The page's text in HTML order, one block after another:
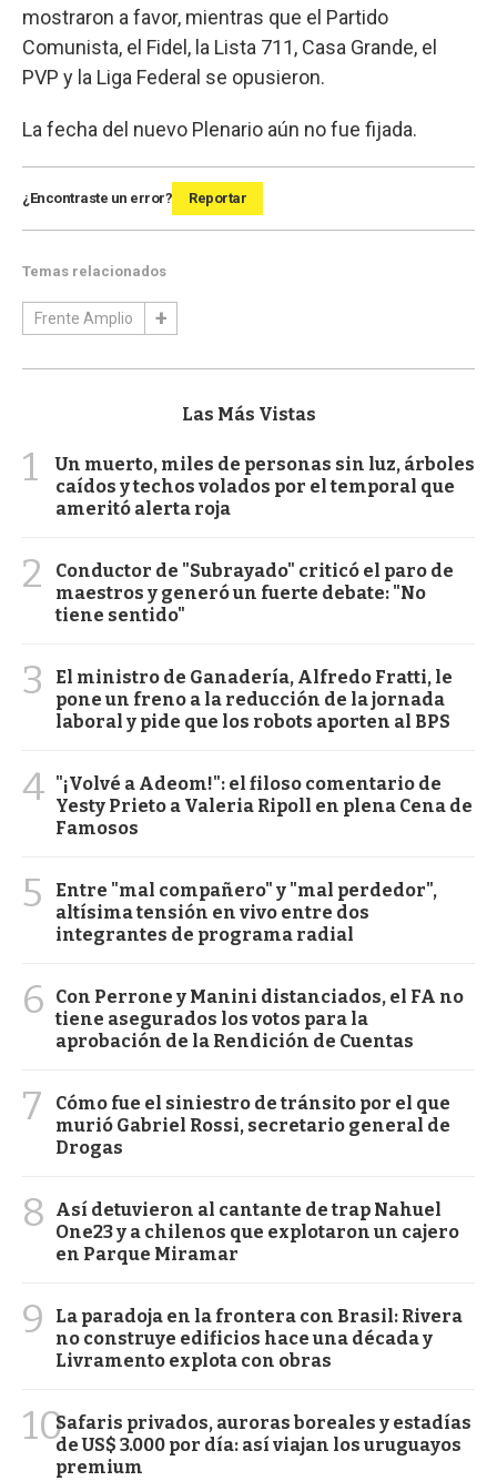
mostraron a favor, mientras que el Partido
Comunista, el Fidel, la Lista 711, Casa Grande, el
PVP y la Liga Federal se opusieron.
La fecha del nuevo Plenario aún no fue fijada.
¿Encontraste un error? Reportar
Temas relacionados
Frente Amplio
Las Más Vistas
1
Un muerto, miles de personas sin luz, árboles
caídos y techos volados por el temporal que
ameritó alerta roja
2
Conductor de "Subrayado" criticó el paro de
maestros y generó un fuerte debate: "No
tiene sentido"
3
El ministro de Ganadería, Alfredo Fratti, le
pone un freno a la reducción de la jornada
laboral y pide que los robots aporten al BPS
4 "¡Volvé a Adeom!": el filoso comentario de
Yesty Prieto a Valeria Ripoll en plena Cena de
Famosos
5
Entre "mal compañero" y "mal perdedor",
altísima tensión en vivo entre dos
integrantes de programa radial
6
Con Perrone y Manini distanciados, el FA no
tiene asegurados los votos para la
aprobación de la Rendición de Cuentas
7
Cómo fue el siniestro de tránsito por el que
murió Gabriel Rossi, secretario general de
Drogas
8
Así detuvieron al cantante de trap Nahuel
One23 y a chilenos que explotaron un cajero
en Parque Miramar
9
La paradoja en la frontera con Brasil: Rivera
no construye edificios hace una década y
Livramento explota con obras
10Safaris privados, auroras boreales y estadías
de US$ 3.000 por día: así viajan los uruguayos
premium